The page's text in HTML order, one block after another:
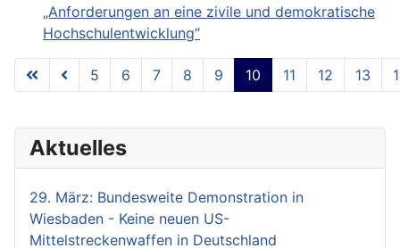
„Anforderungen an eine zivile und demokratische
Hochschulentwicklung“
Seite 10 von 18
5 6 7 8 9 10 11 12 13
Aktuelles
29. März: Bundesweite Demonstration in
Wiesbaden - Keine neuen US-
Mittelstreckenwaffen in Deutschland